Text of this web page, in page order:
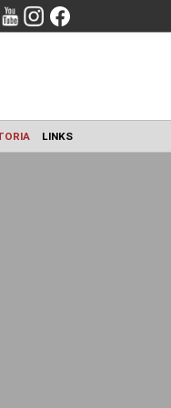
DEL MUNDO HISTORIA